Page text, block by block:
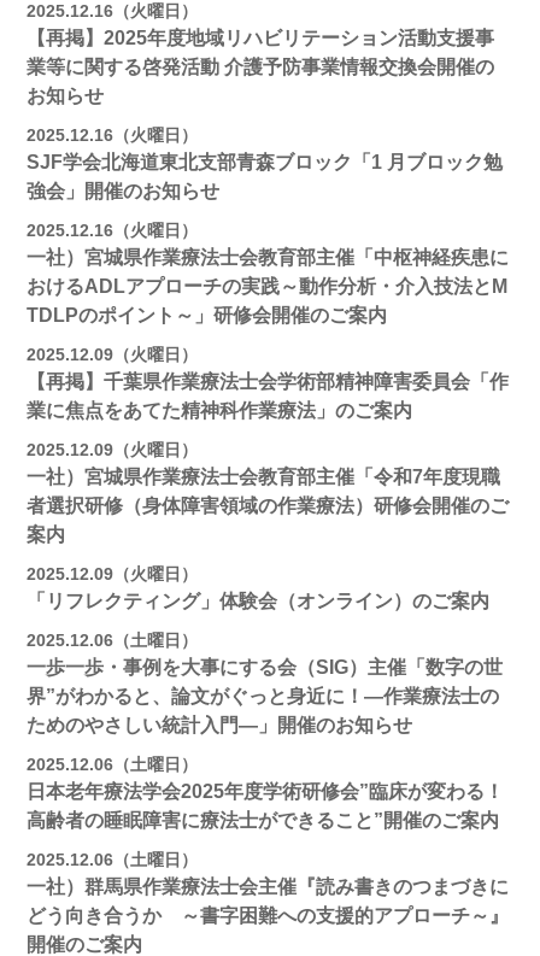
2025.12.16（火曜日）
【再掲】2025年度地域リハビリテーション活動⽀援事
業等に関する啓発活動 介護予防事業情報交換会開催の
お知らせ
2025.12.16（火曜日）
SJF学会北海道東北支部⻘森ブロック「1 月ブロック勉
強会」開催のお知らせ
2025.12.16（火曜日）
一社）宮城県作業療法士会教育部主催「中枢神経疾患に
おけるADLアプローチの実践～動作分析・介入技法とM
TDLPのポイント～」研修会開催のご案内
2025.12.09（火曜日）
【再掲】千葉県作業療法士会学術部精神障害委員会「作
業に焦点をあてた精神科作業療法」のご案内
2025.12.09（火曜日）
一社）宮城県作業療法士会教育部主催「令和7年度現職
者選択研修（身体障害領域の作業療法）研修会開催のご
案内
2025.12.09（火曜日）
「リフレクティング」体験会（オンライン）のご案内
2025.12.06（土曜日）
一歩一歩・事例を大事にする会（SIG）主催「数字の世
界”がわかると、論文がぐっと身近に！―作業療法士の
ためのやさしい統計入門―」開催のお知らせ
2025.12.06（土曜日）
日本老年療法学会2025年度学術研修会”臨床が変わる！
高齢者の睡眠障害に療法士ができること”開催のご案内
2025.12.06（土曜日）
一社）群馬県作業療法士会主催『読み書きのつまづきに
どう向き合うか ～書字困難への支援的アプローチ～』
開催のご案内